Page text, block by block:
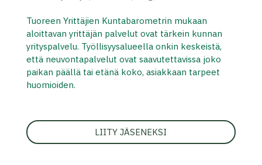
Tuoreen Yrittäjien Kuntabarometrin mukaan
aloittavan yrittäjän palvelut ovat tärkein kunnan
yrityspalvelu. Työllisyysalueella onkin keskeistä,
että neuvontapalvelut ovat saavutettavissa joko
paikan päällä tai etänä koko, asiakkaan tarpeet
huomioiden.
LIITY JÄSENEKSI